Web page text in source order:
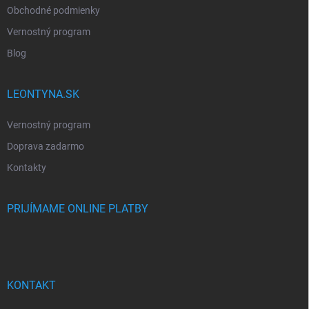
Obchodné podmienky
Vernostný program
Blog
LEONTYNA.SK
Vernostný program
Doprava zadarmo
Kontakty
PRIJÍMAME ONLINE PLATBY
KONTAKT